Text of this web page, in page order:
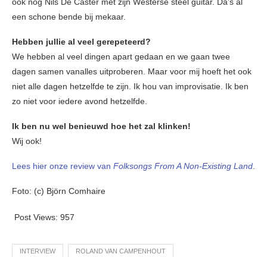
een schone bende bij mekaar.
Hebben jullie al veel gerepeteerd?
We hebben al veel dingen apart gedaan en we gaan twee
dagen samen vanalles uitproberen. Maar voor mij hoeft het ook
niet alle dagen hetzelfde te zijn. Ik hou van improvisatie. Ik ben
zo niet voor iedere avond hetzelfde.
Ik ben nu wel benieuwd hoe het zal klinken!
Wij ook!
Lees hier onze review van Folksongs From A Non-Existing Land
Foto: (c) Björn Comhaire
Post Views: 957
INTERVIEW ROLAND VAN CAMPENHOUT